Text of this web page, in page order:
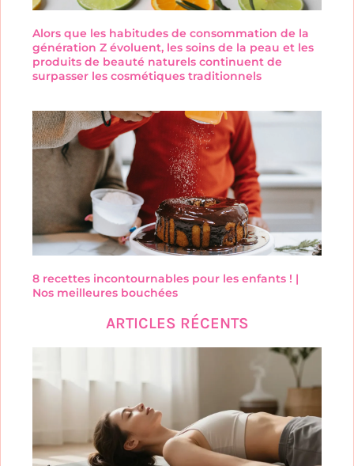
Alors que les habitudes de consommation de la
génération Z évoluent, les soins de la peau et les
produits de beauté naturels continuent de
surpasser les cosmétiques traditionnels
8 recettes incontournables pour les enfants ! |
Nos meilleures bouchées
ARTICLES RÉCENTS